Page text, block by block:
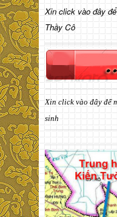
Xin click vào đây
Thầy Cô
Xin click vào đây để
sinh